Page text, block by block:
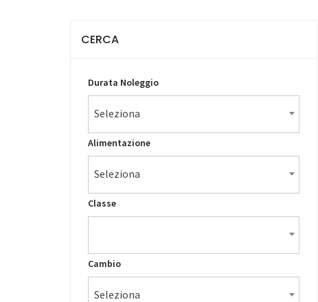
CERCA
Durata Noleggio
Seleziona
Alimentazione
Seleziona
Classe
Cambio
Seleziona